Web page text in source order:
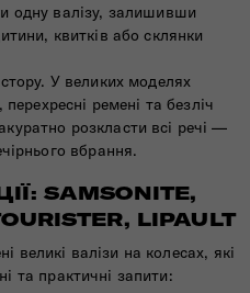
одну валізу, залишивши
квитків або склянки
У великих моделях
перехресні ремені та безліч
розкласти всі речі —
вбрання.
SAMSONITE,
LIPAULT
великі валізи на колесах, які
та практичні запити: